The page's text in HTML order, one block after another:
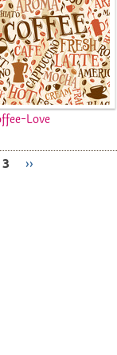
Love
››